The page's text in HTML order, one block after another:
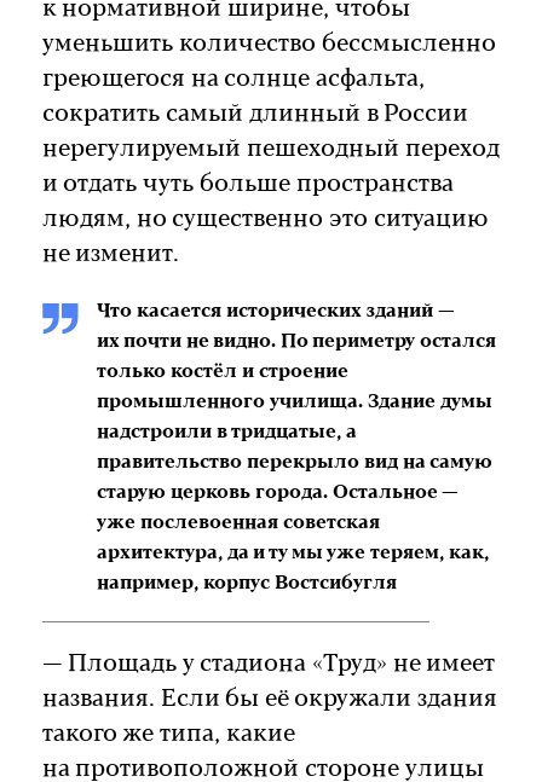
к нормативной ширине, чтобы
уменьшить количество бессмысленно
греющегося на солнце асфальта,
сократить самый длинный в России
нерегулируемый пешеходный переход
и отдать чуть больше пространства
людям, но существенно это ситуацию
не изменит.
Что касается исторических зданий —
их почти не видно. По периметру остался
только костёл и строение
промышленного училища. Здание думы
надстроили в тридцатые, а
правительство перекрыло вид на самую
старую церковь города. Остальное —
уже послевоенная советская
архитектура, да и ту мы уже теряем, как,
например, корпус Востсибугля
— Площадь у стадиона «Труд» не имеет
названия. Если бы её окружали здания
такого же типа, какие
на противоположной стороне улицы